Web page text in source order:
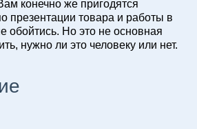
конечно же пригодятся
презентации товара и работы в
обойтись. Но это не основная
нужно ли это человеку или нет.